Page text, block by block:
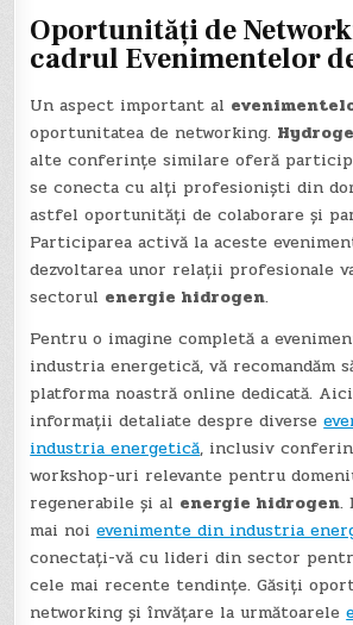
Oportunități de
cadrul Evenimentelor
Un aspect important al
oportunitatea de networking.
alte conferințe similare oferă
se conecta cu alți profesioniști din
astfel oportunități de colaborare și
Participarea activă la aceste
dezvoltarea unor relații profesionale
sectorul energie hidrogen.
Pentru o imagine completă a
industria energetică, vă recomandăm
platforma noastră online dedicată.
informații detaliate despre diverse
industria energetică, inclusiv
workshop-uri relevante pentru
regenerabile și al energie hidrogen.
mai noievenimente din industria
conectați-vă cu lideri din sector
cele mai recente tendințe. Găsiți
networking și învățare la următoarele